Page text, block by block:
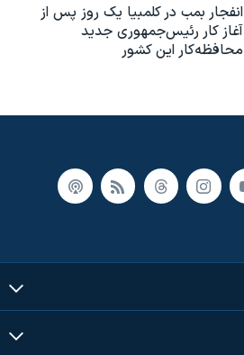
انفجار بمب‌‌ در کلمبیا یک روز پس از
آغاز کار رئیس‌جمهوری جدید
محافظه‌کار این کشور